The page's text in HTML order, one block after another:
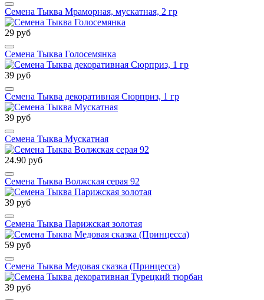
Семена Тыква Мраморная, мускатная, 2 гр
29 руб
Семена Тыква Голосемянка
39 руб
Семена Тыква декоративная Сюрприз, 1 гр
39 руб
Семена Тыква Мускатная
24.90 руб
Семена Тыква Волжская серая 92
39 руб
Семена Тыква Парижская золотая
59 руб
Семена Тыква Медовая сказка (Принцесса)
39 руб